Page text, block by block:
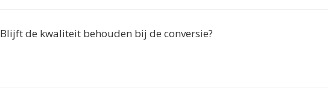
Blijft de kwaliteit behouden bij de conversie?